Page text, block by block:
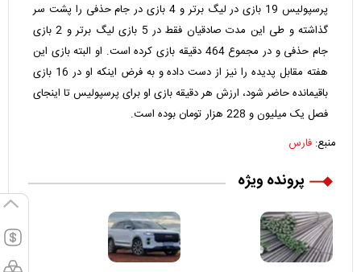
پرسپولیس 19 بازی در لیگ برتر و 4 بازی در جام حذفی را پشت سر
گذاشته و طی این مدت صادقیان فقط در 5 بازی لیگ برتر و 2 بازی
جام حذفی و در مجموع 464 دقیقه بازی کرده است. او البته بازی این
هفته مقابل پدیده را نیز از دست داده و به فرض اینکه او در 16 بازی
باقیمانده حاضر شود، ارزش هر دقیقه بازی او برای پرسپولیس تا اینجای
فصل یک میلیون و 228 هزار تومان بوده است.
منبع: فارس
پرونده ویژه